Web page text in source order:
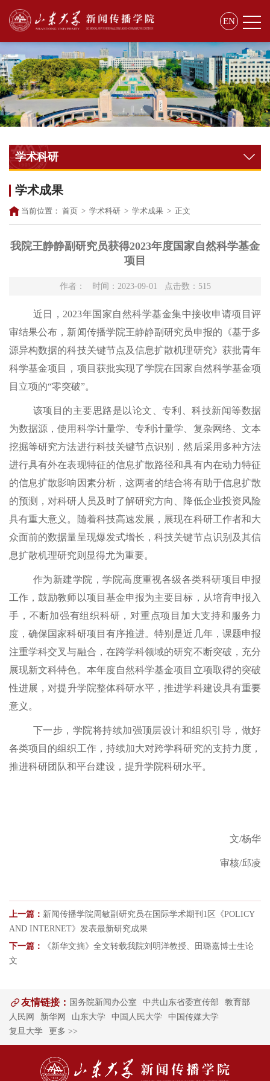
EN
学术科研
学术成果
当前位置： 首页 > 学术科研 > 学术成果 > 正文
我院王静静副研究员获得2023年度国家自然科学基金
项目
作者： 时间：2023-09-01 点击数： 515
近日， 2023年国家自然科学基金集中接收申请项目评
审结果公布， 新闻传播学院王静静副研究员申报的 《基于多
源异构数据的科技关键节点及信息扩散机理研究》 获批青年
科学基金项目，项目获批实现了学院在国家自然科学基金项
目立项的“零突破”。
该项目 的主要思路是 以论文、专利、科技新闻等数据
为数据源，使用科学计量学、专利计量学、复杂网络、文本
挖掘等研究方法进行科技关键节点识别，然后采用多种方法
进行具有外在表现特征的信息扩散路径和具有内在动力特征
的信息扩散影响因素分析， 这两者的结合将有助于信息扩散
的预测，对科研人员及时了解研究方向、降低企业投资风险
具有重大意义。随着科技高速发展，展现在科研工作者和大
众面前的数据量呈现爆发式增长，科技关键节点识别及其信
息扩散机理研究则显得尤为重要。
作为新建学院，学 院高度重视各级各类科研项目申报
工作，鼓励教师以项目基金申报为主要目标，从培育申报入
手，不断加强有组织科研，对重点项目加大支持和服务力
度，确保国家科研项目有序推进。特别是近几年，课题申报
注重学科交叉与融合，在跨学科领域的研究不断突破，充分
展现新文科特色。 本年度自然科学基金项目立项取得的突破
性进展 ，对提升学院整体科研水平，推进学科建设具有重要
意义。
下一步， 学院将持续加强顶层设计和组织引导，做好
各类项目的组织工作，持续加大对跨学科研究的支持力度，
推进科研团队和平台建设， 提升学院科研水平。
文/杨华
审核/邱凌
上一篇： 新闻传播学院周敏副研究员在国际学术期刊1区《POLICY
AND INTERNET》发表最新研究成果
下一篇：
《新华文摘》全文转载我院刘明洋教授、田璐嘉博士生论
文
友情链接： 国务院新闻办公室 中共山东省委宣传部
教育部
人民网
新华网 山东大学 中国人民大学
中国传媒大学
复旦大学
更多 >>